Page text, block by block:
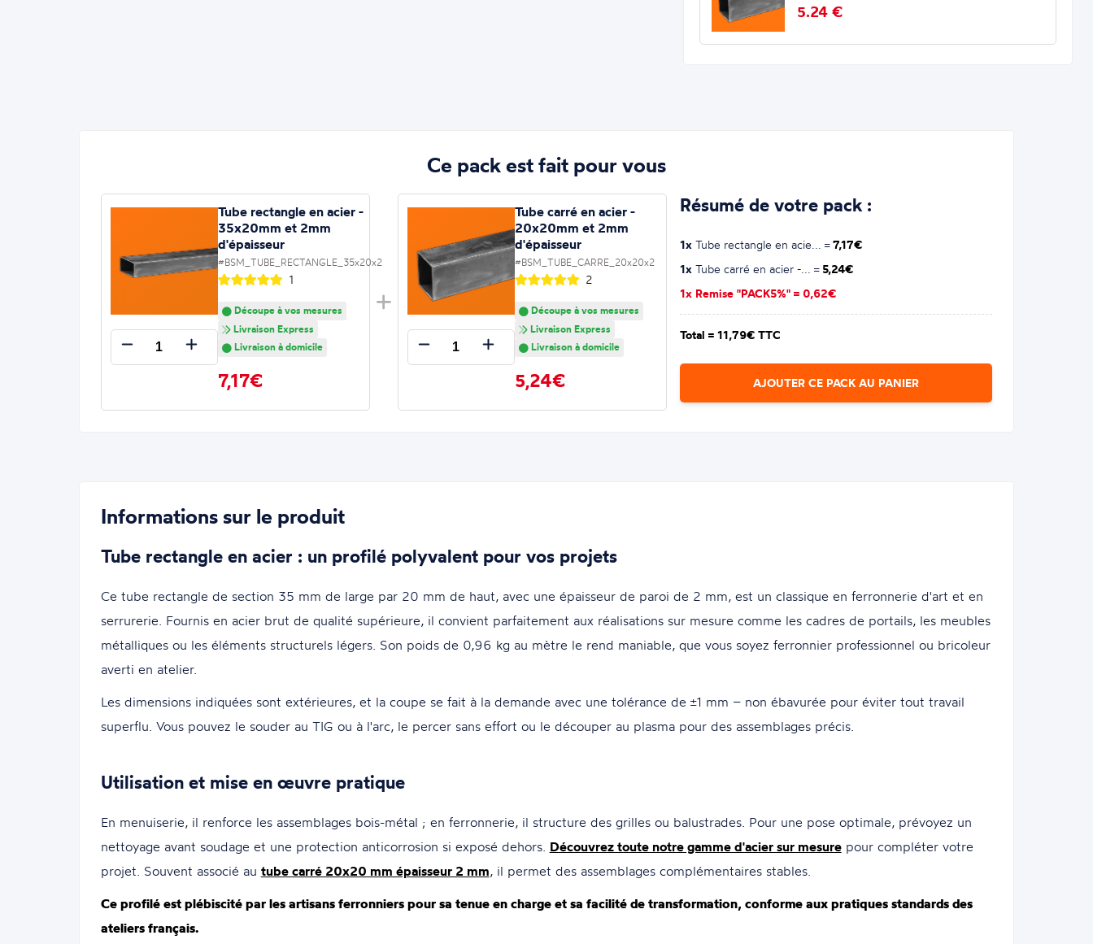
5.24 €
Ce pack est fait pour vous
Tube rectangle en acier -
35x20mm et 2mm
d'épaisseur
#BSM_TUBE_RECTANGLE_35x20x2
1
Découpe à vos mesures
Livraison Express
Livraison à domicile
7,17€
Tube carré en acier -
20x20mm et 2mm
d'épaisseur
#BSM_TUBE_CARRE_20x20x2
2
Découpe à vos mesures
Livraison Express
Livraison à domicile
5,24€
Résumé de votre pack :
1x Tube rectangle en acie... =7,17€
1x Tube carré en acier -... = 5,24€
1x Remise "PACK5%" = 0,62€
Total =11,79€ TTC
AJOUTER CE PACK AU PANIER
Informations sur le produit
Tube rectangle en acier : un profilé polyvalent pour vos projets
Ce tube rectangle de section 35 mm de large par 20 mm de haut, avec une épaisseur de paroi de 2 mm, est un classique en ferronnerie d'art et en
serrurerie. Fournis en acier brut de qualité supérieure, il convient parfaitement aux réalisations sur mesure comme les cadres de portails, les meubles
métalliques ou les éléments structurels légers. Son poids de 0,96 kg au mètre le rend maniable, que vous soyez ferronnier professionnel ou bricoleur
averti en atelier.
Les dimensions indiquées sont extérieures, et la coupe se fait à la demande avec une tolérance de ±1 mm – non ébavurée pour éviter tout travail
superflu. Vous pouvez le souder au TIG ou à l'arc, le percer sans effort ou le découper au plasma pour des assemblages précis.
Utilisation et mise en œuvre pratique
En menuiserie, il renforce les assemblages bois-métal ; en ferronnerie, il structure des grilles ou balustrades. Pour une pose optimale, prévoyez un
nettoyage avant soudage et une protection anticorrosion si exposé dehors. Découvrez toute notre gamme d'acier sur mesurepour compléter votre
projet. Souvent associé au tube carré 20x20 mm épaisseur 2 mm, il permet des assemblages complémentaires stables.
Ce profilé est plébiscité par les artisans ferronniers pour sa tenue en charge et sa facilité de transformation, conforme aux pratiques standards des
ateliers français.